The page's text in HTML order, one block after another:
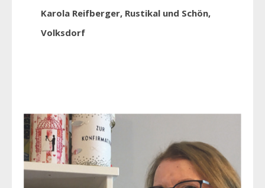
Karola Reifberger, Rustikal und Schön,
Volksdorf